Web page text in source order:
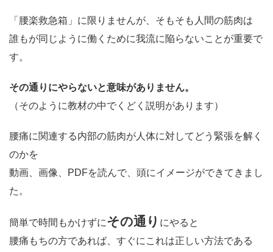
「腰楽救急箱」に限りませんが、そもそも人間の筋肉は
誰もが同じように働くために我流に陥らないことが重要で
す。
その通りにやらないと意味がありません。
（そのように教材の中でくどく説明があります）
腰痛に関連する内部の筋肉が人体に対してどう緊張を解く
のかを
動画、画像、PDFを読んで、頭にイメージができてきまし
た。
簡単で時間もかけずにその通り にやると
腰痛もちの方であれば、すぐにこれは正しい方法である